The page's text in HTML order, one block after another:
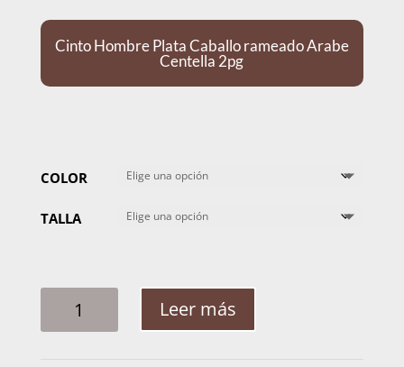
Cinto Hombre Plata Caballo rameado Arabe
Centella 2pg
COLOR
TALLA
HOMBRE
Leer más